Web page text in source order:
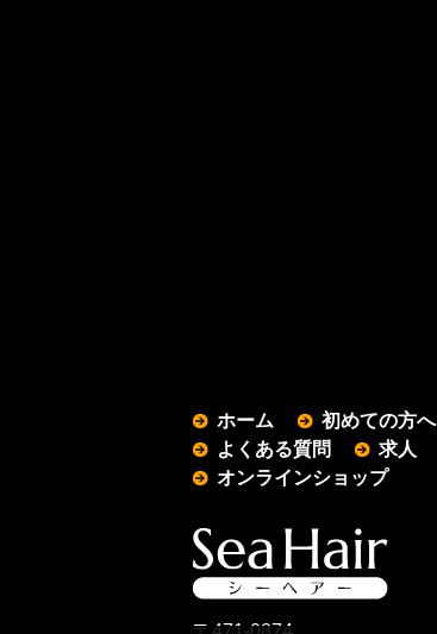
ホーム 初めての方へ
よくある質問
求人
オンラインショップ